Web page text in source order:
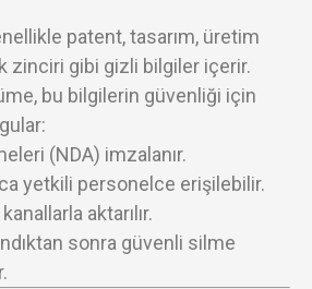
patent, tasarım, üretim
zinciri gibi gizli bilgiler içerir.
bu bilgilerin güvenliği için
(NDA) imzalanır.
yetkili personelce erişilebilir.
aktarılır.
sonra güvenli silme